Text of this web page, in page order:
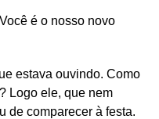
é o nosso novo
estava ouvindo. Como
Logo ele, que nem
de comparecer à festa.